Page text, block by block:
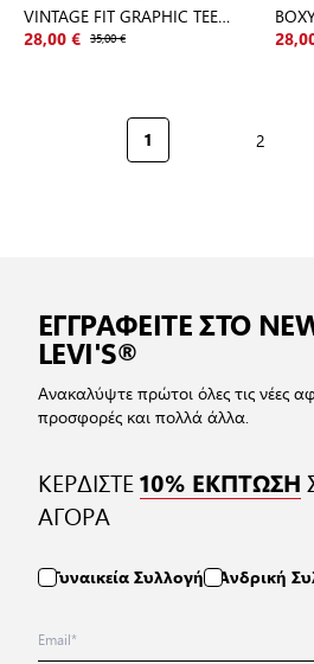
VINTAGE FIT GRAPHIC TEE
GREENS
28,00 € 35,00 €
Διαβάζετε αυτή τη
1 Σελίδα
2
ΕΓΓΡΑΦΕΙΤΕ ΣΤΟ
LEVI'S®
Ανακαλύψτε πρώτοι όλες τις νέες
προσφορές και πολλά άλλα.
ΚΕΡΔΙΣΤΕ10% ΕΚΠΤΩΣΗ
ΑΓΟΡΑ
Γυναικεία Συλλογή Ανδρική